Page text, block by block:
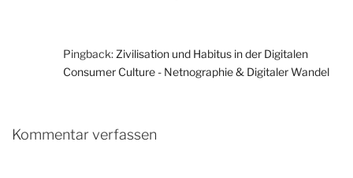
Pingback: Zivilisation und Habitus in der Digitalen
Consumer Culture - Netnographie & Digitaler Wandel
Kommentar verfassen